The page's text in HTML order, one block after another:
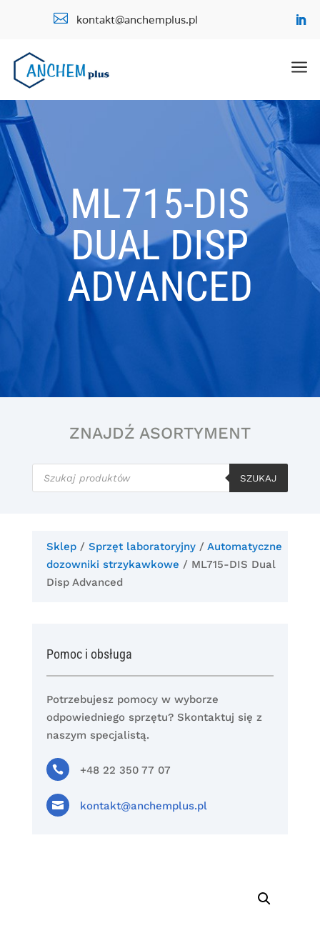
 kontakt@anchemplus.pl
a
ML715-DIS
DUAL DISP
ADVANCED
ZNAJDŹ ASORTYMENT
Wyszukiwarka
produktów
SZUKAJ
Sklep/ Sprzęt laboratoryjny/ Automatyczne
dozowniki strzykawkowe / ML715-DIS Dual
Disp Advanced
Pomoc i obsługa
Potrzebujesz pomocy w wyborze
odpowiedniego sprzętu? Skontaktuj się z
naszym specjalistą.
 +48 22 350 77 07
 kontakt@anchemplus.pl